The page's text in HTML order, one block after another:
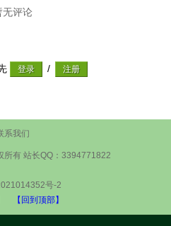
无评论
/
系我们
所有 站长QQ：3394771822
号-2
【回到顶部】